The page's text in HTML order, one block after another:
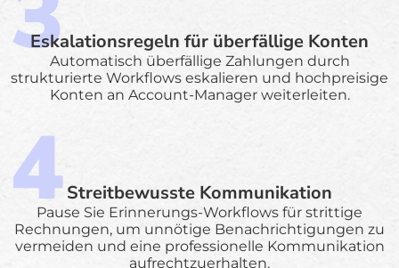
Eskalationsregeln für überfällige Konten
Automatisch überfällige Zahlungen durch
strukturierte Workflows eskalieren und hochpreisige
Konten an Account-Manager weiterleiten.
Streitbewusste Kommunikation
Pause Sie Erinnerungs-Workflows für strittige
Rechnungen, um unnötige Benachrichtigungen zu
vermeiden und eine professionelle Kommunikation
aufrechtzuerhalten.